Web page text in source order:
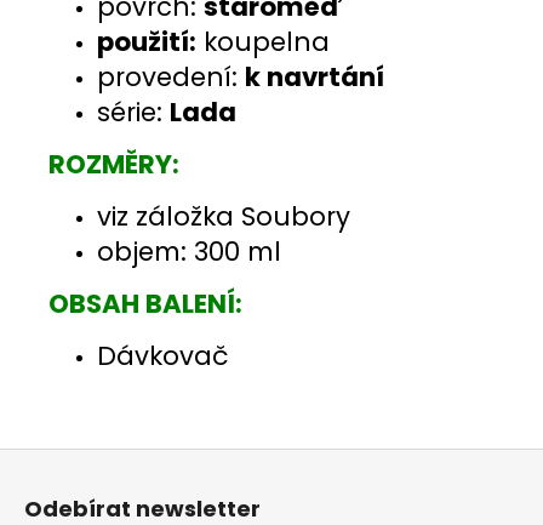
použití: koupelna
provedení: k navrtání
série: Lada
ROZMĚRY:
viz záložka Soubory
objem: 300 ml
OBSAH BALENÍ:
Dávkovač
Z
Odebírat newsletter